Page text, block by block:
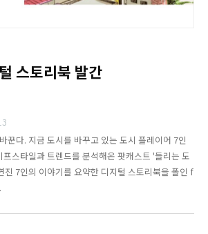
스토리북 발간
꾼다. 지금 도시를 바꾸고 있는 도시 플레이어 7인
스타일과 트렌드를 분석해온 팟캐스트 '들리는 도
진 7인의 이야기를 요약한 디지털 스토리북을 폴인 f